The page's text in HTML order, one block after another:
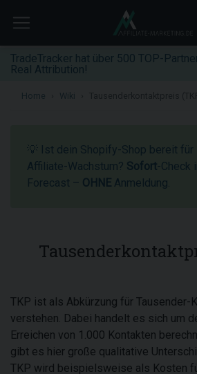
TradeTracker hat über 500 TOP-
Real Attribution!
Home Wiki
💡 Ist dein Shopify-Shop bereit für
Affiliate-Wachstum? Sofort-Check
Forecast – OHNE Anmeldung.
TKP ist als Abkürzung für Tausender-
verstehen. Dabei handelt es sich um
Erreichen von 1.000 Kontakten
gibt es hier große qualitative
TKP wird beispielsweise als Kosten